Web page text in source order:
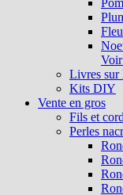
Voir
Livres sur
Kits DIY
Vente en gros
Fils et
Perles